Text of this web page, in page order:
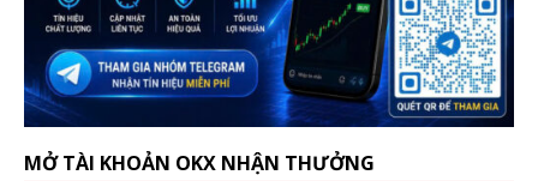
MỞ TÀI KHOẢN OKX NHẬN THƯỞNG